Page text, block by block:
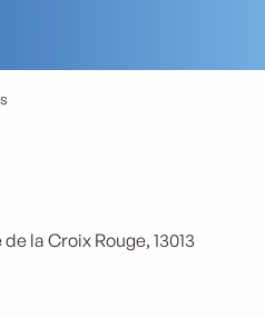
la Croix Rouge, 13013